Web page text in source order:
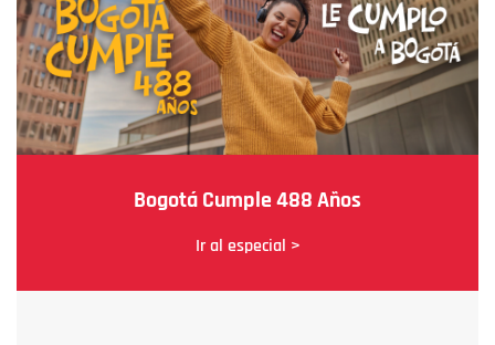
Bogotá Cumple 488 Años
Ir al especial >